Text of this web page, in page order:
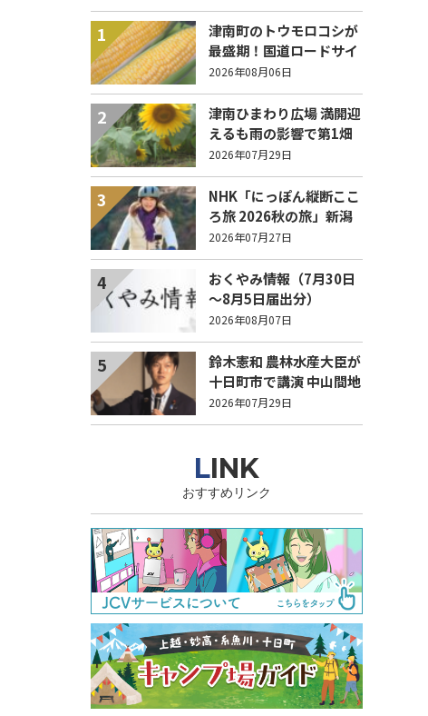
1
津南町のトウモロコシが
最盛期！国道ロードサイ
ドの直売所は朝から長い
列！
2026年08月06日
2
津南ひまわり広場 満開迎
えるも雨の影響で第1畑
の半分が倒伏 8/4まで駐
車場を無料開放
2026年07月29日
3
NHK「にっぽん縦断ここ
ろ旅 2026秋の旅」新潟
県 エピソード募集中！
2026年07月27日
4
おくやみ情報（7月30日
～8月5日届出分）
2026年08月07日
5
鈴木憲和 農林水産大臣が
十日町市で講演 中山間地
域でも持続可能で稼げる
農業とは？
2026年07月29日
LINK
おすすめリンク